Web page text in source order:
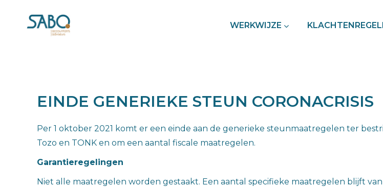
WERKWIJZE
EINDE GENERIEKE STEUN CORONACRISIS
Per 1 oktober 2021 komt er een einde aan de generieke steunmaatregelen ter
Tozo en TONK en om een aantal fiscale maatregelen.
Garantieregelingen
Niet alle maatregelen worden gestaakt. Een aantal specifieke maatregelen blijft